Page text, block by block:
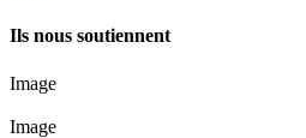
Ils nous soutiennent
Image
Image